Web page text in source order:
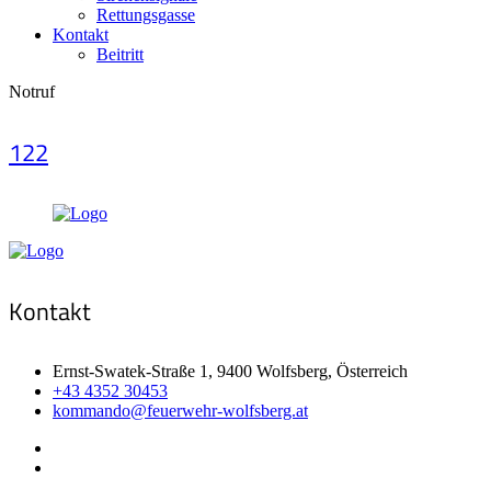
Rettungsgasse
Kontakt
Beitritt
Notruf
122
Kontakt
Ernst-Swatek-Straße 1, 9400 Wolfsberg, Österreich
+43 4352 30453
kommando@feuerwehr-wolfsberg.at